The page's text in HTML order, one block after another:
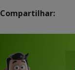
Compartilhar: